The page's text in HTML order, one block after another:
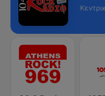
- 104.7 FM